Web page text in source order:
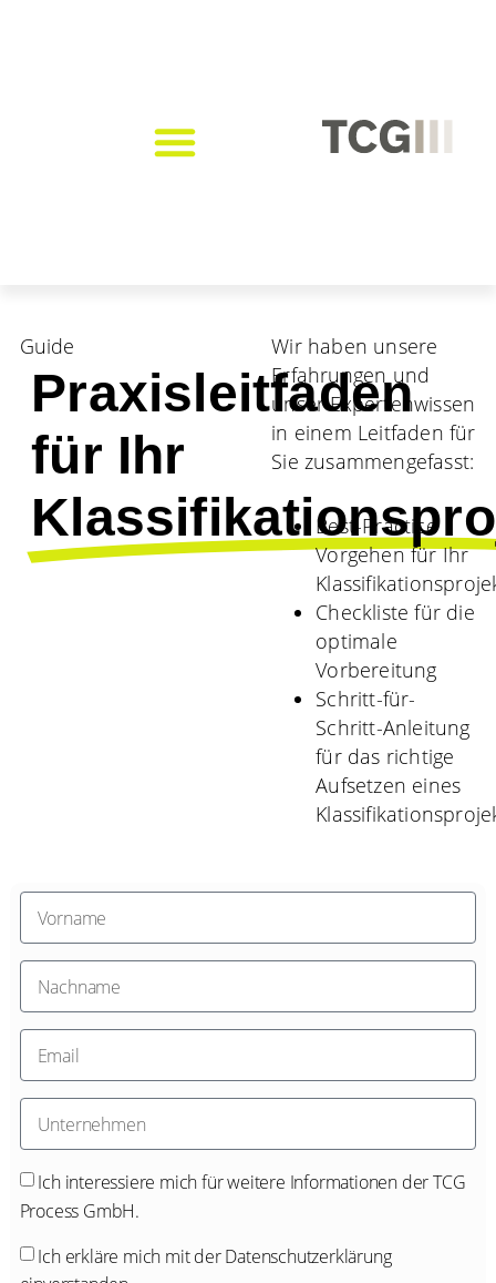
Guide
Praxisleitfaden
für Ihr
Wir haben unsere
Erfahrungen und
unser Expertenwissen
in einem Leitfaden für
Sie zusammengefasst:
Best-Practice
Vorgehen für Ihr
Checkliste für die
optimale
Vorbereitung
Schritt-für-
Schritt-Anleitung
für das richtige
Aufsetzen eines
Ich interessiere mich für weitere Informationen der TCG
Process GmbH.
Ich erkläre mich mit derDatenschutzerklärung